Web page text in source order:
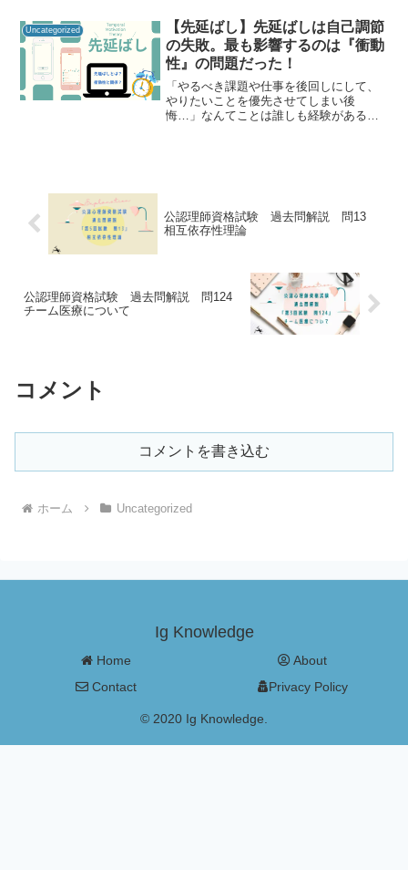
り返ることで「自分に必要な知識は何
か」を知るた...
Uncategorized
【先延ばし】先延ばしは自己調節
の失敗。最も影響するのは『衝動
性』の問題だった！
「やるべき課題や仕事を後回しにして、
やりたいことを優先させてしまい後
悔…」なんてことは誰しも経験があるか
公認理師資格試験 過去問解説 問13
相互依存性理論
公認理師資格試験 過去問解説 問124
チーム医療について
コメント
コメントを書き込む
ホーム Uncategorized
Ig Knowledge
Home
About
Contact
Privacy Policy
© 2020 Ig Knowledge.